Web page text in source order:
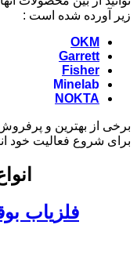
زیر آورده شده است :
OKM
Garrett
Fisher
Minelab
NOKTA
برخی از بهترین و
برای شروع فعالیت خود
فلزیاب